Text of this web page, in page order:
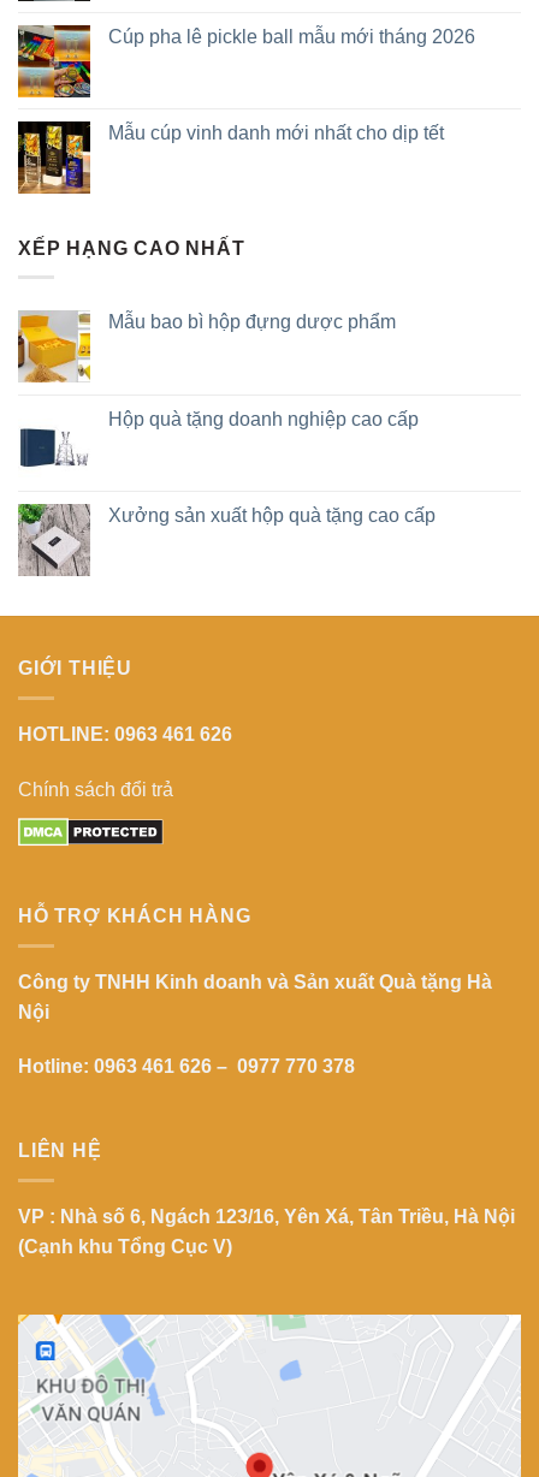
Cúp pha lê pickle ball mẫu mới tháng 2026
Mẫu cúp vinh danh mới nhất cho dịp tết
XẾP HẠNG CAO NHẤT
Mẫu bao bì hộp đựng dược phẩm
Hộp quà tặng doanh nghiệp cao cấp
Xưởng sản xuất hộp quà tặng cao cấp
GIỚI THIỆU
HOTLINE: 0963 461 626
Chính sách đổi trả
HỖ TRỢ KHÁCH HÀNG
Công ty TNHH Kinh doanh và Sản xuất Quà tặng Hà
Nội
Hotline: 0963 461 626 – 0977 770 378
LIÊN HỆ
VP : Nhà số 6, Ngách 123/16, Yên Xá, Tân Triều, Hà Nội
(Cạnh khu Tổng Cục V)